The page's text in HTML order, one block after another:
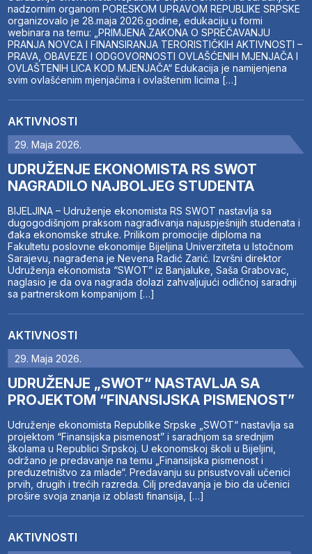
nadzornim organom PORESKOM UPRAVOM REPUBLIKE SRPSKE
organizovalo je 28.maja 2026.godine, edukaciju u formi
webinara na temu: „PRIMJENA ZAKONA O SPREČAVANJU
PRANJA NOVCA I FINANSIRANJA TERORISTIČKIH AKTIVNOSTI –
PRAVA, OBAVEZE I ODGOVORNOSTI OVLAŠĆENIH MJENJAČA I
OVLAŠTENIH LICA KOD MJENJAČA“ Edukacija je namijenjena
svim ovlašćenim mjenjačima i ovlaštenim licima […]
AKTIVNOSTI
29. Maja 2026.
UDRUŽENJE EKONOMISTA RS SWOT
NAGRADILO NAJBOLJEG STUDENTA
BIJELJINA – Udruženje ekonomista RS SWOT nastavlja sa
dugogodišnjom praksom nagrađivanja najuspješnijih studenata i
đaka ekonomske struke. Prilikom promocije diploma na
Fakultetu poslovne ekonomije Bijeljina Univerziteta u Istočnom
Sarajevu, nagrađena je Nevena Radić Zarić. Izvršni direktor
Udruženja ekonomista “SWOT” iz Banjaluke, Saša Grabovac,
naglasio je da ova nagrada dolazi zahvaljujući odličnoj saradnji
sa partnerskom kompanijom […]
AKTIVNOSTI
29. Maja 2026.
UDRUŽENJE „SWOT“ NASTAVLJA SA
PROJEKTOM “FINANSIJSKA PISMENOST”
Udruženje ekonomista Republike Srpske „SWOT“ nastavlja sa
projektom “Finansijska pismenost” i saradnjom sa srednjim
školama u Republici Srpskoj. U ekonomskoj školi u Bijeljini,
održano je predavanje na temu „Finansijska pismenost i
preduzetništvo za mlade“. Predavanju su prisustvovali učenici
prvih, drugih i trećih razreda. Cilj predavanja je bio da učenici
prošire svoja znanja iz oblasti finansija, […]
AKTIVNOSTI